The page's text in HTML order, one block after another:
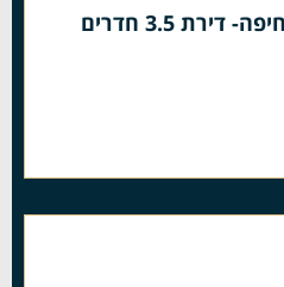
נמכר!! דירות למכירה בחיפה- דירת 3.5 חדרים